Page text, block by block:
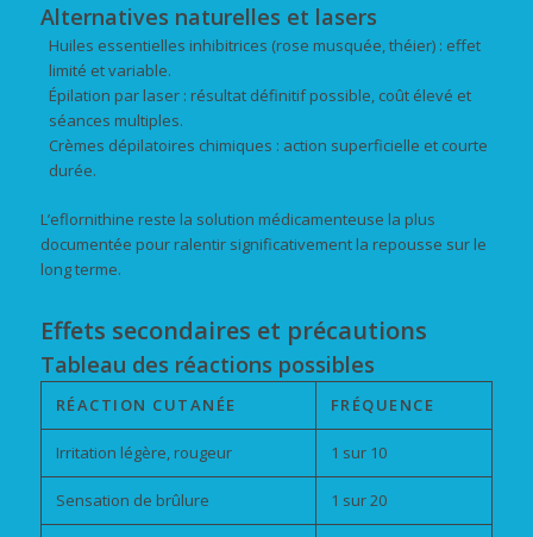
Alternatives naturelles et lasers
Huiles essentielles inhibitrices (rose musquée, théier) : effet
limité et variable.
Épilation par laser : résultat définitif possible, coût élevé et
séances multiples.
Crèmes dépilatoires chimiques : action superficielle et courte
durée.
L’eflornithine reste la solution médicamenteuse la plus
documentée pour ralentir significativement la repousse sur le
long terme.
Effets secondaires et précautions
Tableau des réactions possibles
RÉACTION CUTANÉE FRÉQUENCE
Irritation légère, rougeur 1 sur 10
Sensation de brûlure 1 sur 20